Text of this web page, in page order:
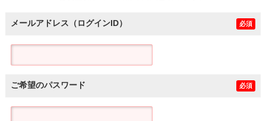
メールアドレス（ログインID） 必須
ご希望のパスワード 必須